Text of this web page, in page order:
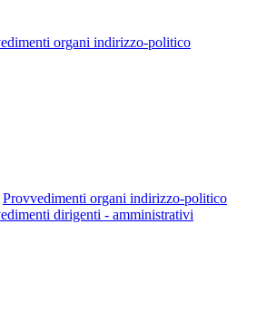
organi indirizzo-politico
Provvedimenti organi indirizzo-politico
dirigenti - amministrativi